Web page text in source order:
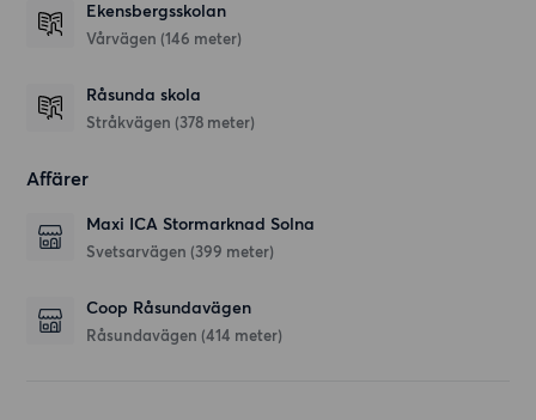
Ekensbergsskolan
Vårvägen (146 meter)
Råsunda skola
Stråkvägen (378 meter)
Affärer
Maxi ICA Stormarknad Solna
Svetsarvägen (399 meter)
Coop Råsundavägen
Råsundavägen (414 meter)